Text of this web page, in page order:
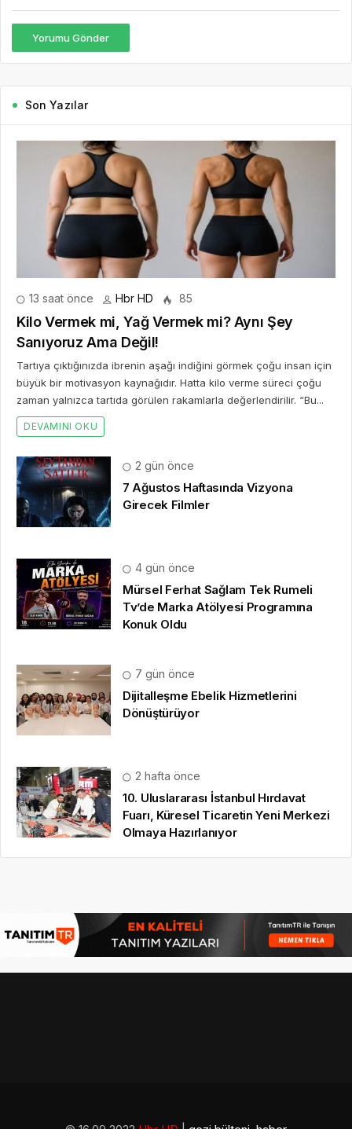
Yorumu Gönder
Son Yazılar
13 saat önce Hbr HD 85
Kilo Vermek mi, Yağ Vermek mi? Aynı Şey
Sanıyoruz Ama Değil!
Tartıya çıktığınızda ibrenin aşağı indiğini görmek çoğu insan için
büyük bir motivasyon kaynağıdır. Hatta kilo verme süreci çoğu
zaman yalnızca tartıda görülen rakamlarla değerlendirilir. “Bu...
DEVAMINI OKU
2 gün önce
7 Ağustos Haftasında Vizyona
Girecek Filmler
4 gün önce
Mürsel Ferhat Sağlam Tek Rumeli
Tv’de Marka Atölyesi Programına
Konuk Oldu
7 gün önce
Dijitalleşme Ebelik Hizmetlerini
Dönüştürüyor
2 hafta önce
10. Uluslararası İstanbul Hırdavat
Fuarı, Küresel Ticaretin Yeni Merkezi
Olmaya Hazırlanıyor